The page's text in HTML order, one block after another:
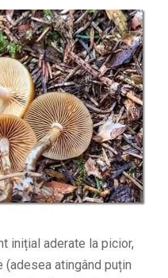
inițial aderate la picior,
(adesea atingând puțin